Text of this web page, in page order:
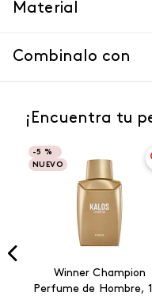
Material
Combinalo con
¡Encuentra tu
-5 %
NUEVO
Winner Champion
Perfume de Hombre,